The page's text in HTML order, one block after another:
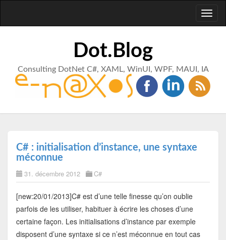
Dot.Blog
Consulting DotNet C#, XAML, WinUI, WPF, MAUI, IA
C# : initialisation d’instance, une syntaxe
méconnue
31. décembre 2012 C#
[new:20/01/2013]C# est d’une telle finesse qu’on oublie
parfois de les utiliser, habituer à écrire les choses d’une
certaine façon. Les initialisations d’instance par exemple
disposent d’une syntaxe si ce n’est méconnue en tout cas